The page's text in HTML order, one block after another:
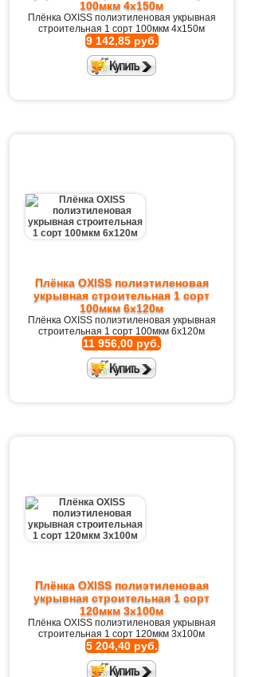
100мкм 4х150м
Плёнка OXISS полиэтиленовая укрывная
строительная 1 сорт 100мкм 4х150м
9 142,85 руб.
Плёнка OXISS полиэтиленовая
укрывная строительная 1 сорт
100мкм 6х120м
Плёнка OXISS полиэтиленовая укрывная
строительная 1 сорт 100мкм 6х120м
11 956,00 руб.
Плёнка OXISS полиэтиленовая
укрывная строительная 1 сорт
120мкм 3х100м
Плёнка OXISS полиэтиленовая укрывная
строительная 1 сорт 120мкм 3х100м
5 204,40 руб.